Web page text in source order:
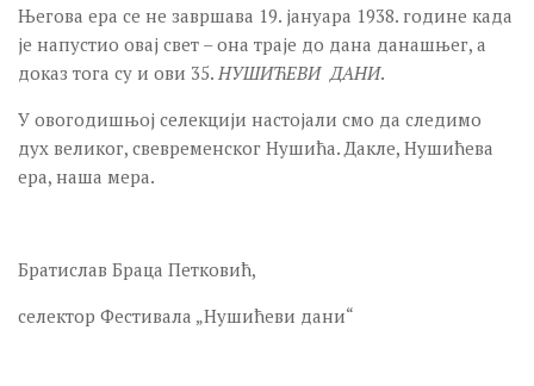
Његова ера се не завршава 19. јануара 1938. године када
је напустио овај свет – она траје до дана данашњег, а
доказ тога су и ови 35. НУШИЋЕВИ ДАНИ.
У овогодишњој селекцији настојали смо да следимо
дух великог, свевременског Нушића. Дакле, Нушићева
ера, наша мера.
Братислав Браца Петковић,
селектор Фестивала „Нушићеви дани“